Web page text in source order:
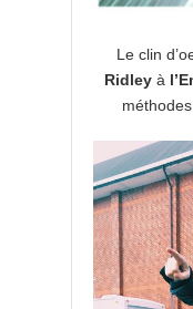
Le clin
Ridleyà